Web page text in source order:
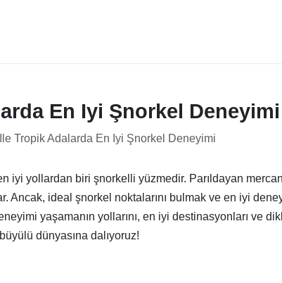
En Iyi Şnorkel Deneyimi
Tropik Adalarda En Iyi Şnorkel Deneyimi
iyi yollardan biri şnorkelli yüzmedir. Parıldayan
Ancak, ideal şnorkel noktalarını bulmak ve en iyi
yaşamanın yollarını, en iyi destinasyonları ve
dünyasına dalıyoruz!